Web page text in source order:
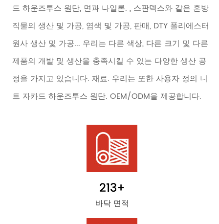
드 하운즈투스 원단, 면과 나일론. , 스판덱스와 같은 혼방
직물의 생산 및 가공, 염색 및 가공, 판매, DTY 폴리에스터
원사 생산 및 가공... 우리는 다른 색상, 다른 크기 및 다른
제품의 개발 및 생산을 충족시킬 수 있는 다양한 생산 공
정을 가지고 있습니다. 재료. 우리는 또한 사용자 정의 니
트 자카드 하운즈투스 원단. OEM/ODM을 제공합니다.
213+
바닥 면적